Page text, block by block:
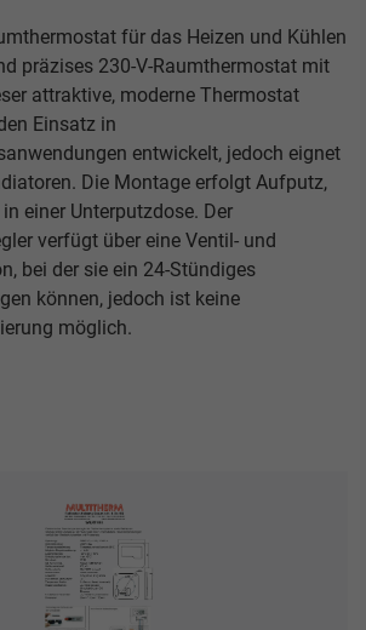
für das Heizen und Kühlen
präzises 230-V-Raumthermostat mit
attraktive, moderne Thermostat
Einsatz in
entwickelt, jedoch eignet
Die Montage erfolgt Aufputz,
einer Unterputzdose. Der
verfügt über eine Ventil- und
bei der sie ein 24-Stündiges
können, jedoch ist keine
möglich.